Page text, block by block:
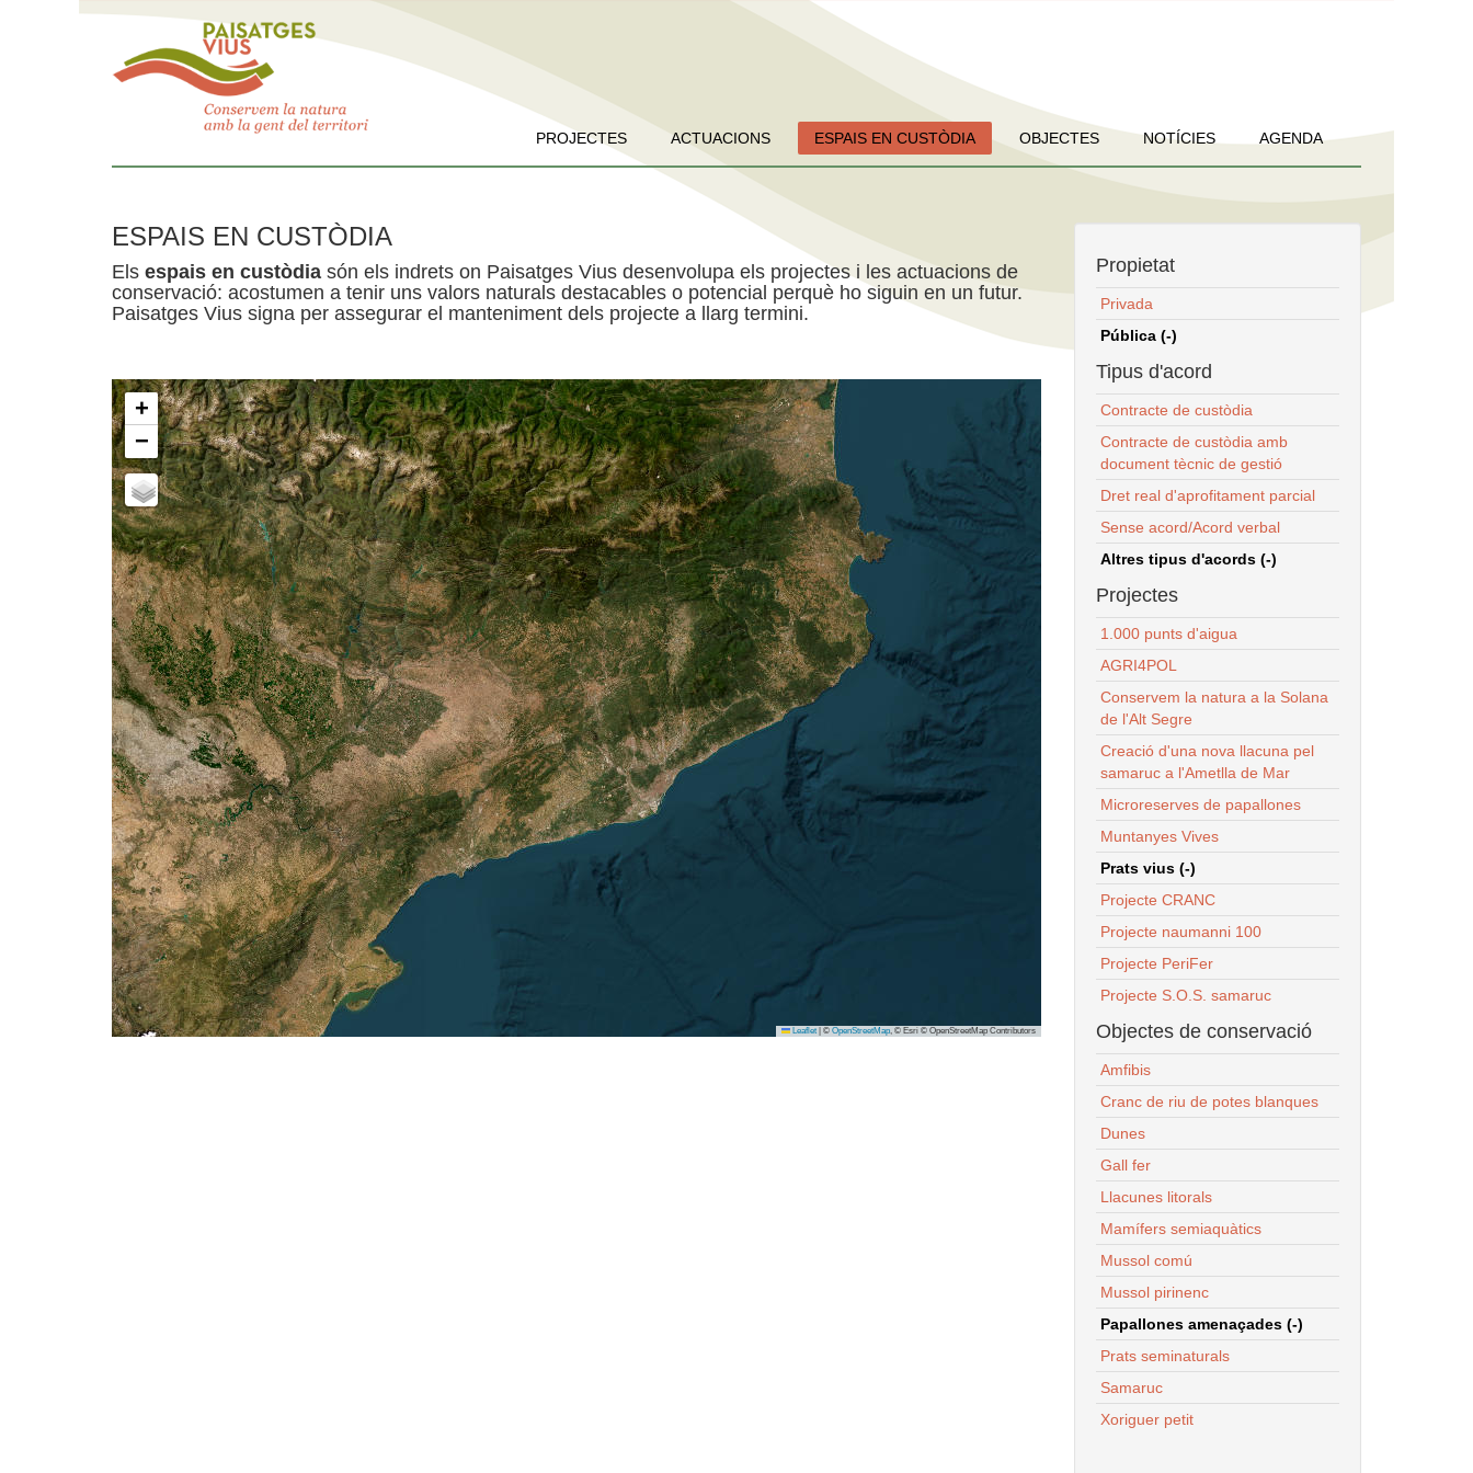
PROJECTES ACTUACIONS ESPAIS EN CUSTÒDIA OBJECTES NOTÍCIES AGENDA
ESPAIS EN CUSTÒDIA
Els espais en custòdia són els indrets on Paisatges Vius desenvolupa els projectes i les actuacions de
conservació: acostumen a tenir uns valors naturals destacables o potencial perquè ho siguin en un futur.
Paisatges Vius signa per assegurar el manteniment dels projecte a llarg termini.
+
−
Leaflet © OpenStreetMap, © Esri © OpenStreetMap Contributors
Propietat
Privada
Pública (-)
Tipus d'acord
Contracte de custòdia
Contracte de custòdia amb
document tècnic de gestió
Dret real d'aprofitament parcial
Sense acord/Acord verbal
Altres tipus d'acords (-)
Projectes
1.000 punts d'aigua
AGRI4POL
Conservem la natura a la Solana
de l'Alt Segre
Creació d'una nova llacuna pel
samaruc a l'Ametlla de Mar
Microreserves de papallones
Muntanyes Vives
Prats vius (-)
Projecte CRANC
Projecte naumanni 100
Projecte PeriFer
Projecte S.O.S. samaruc
Objectes de conservació
Amfibis
Cranc de riu de potes blanques
Dunes
Gall fer
Llacunes litorals
Mamífers semiaquàtics
Mussol comú
Mussol pirinenc
Papallones amenaçades (-)
Prats seminaturals
Samaruc
Xoriguer petit